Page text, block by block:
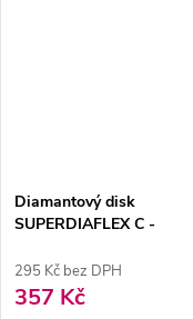
Diamantový disk
SUPERDIAFLEX C -
jemná
295 Kč bez DPH
357 Kč